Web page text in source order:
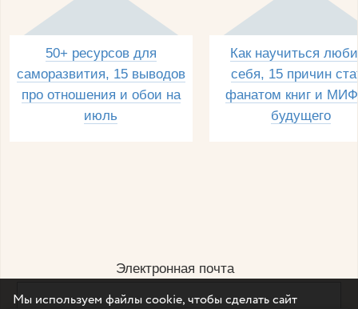
50+ ресурсов для
саморазвития, 15 выводов
про отношения и обои на
июль
Как научиться
себя, 15 причин
фанатом книг и
будущего
Электронная почта
Мы используем файлы cookie, чтобы сделать сайт